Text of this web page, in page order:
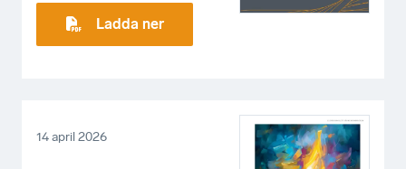
Ladda ner
14 april 2026